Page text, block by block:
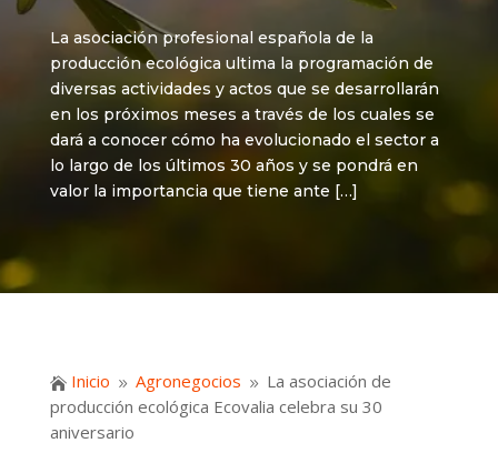
La asociación profesional española de la
producción ecológica ultima la programación de
diversas actividades y actos que se desarrollarán
en los próximos meses a través de los cuales se
dará a conocer cómo ha evolucionado el sector a
lo largo de los últimos 30 años y se pondrá en
valor la importancia que tiene ante […]
 Inicio 9 Agronegocios 9 La asociación de
producción ecológica Ecovalia celebra su 30
aniversario